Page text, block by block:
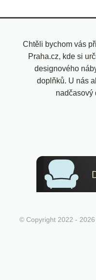
Chtěli bychom vás
Praha.cz, kde si
designového
doplňků. U nás
nadčasový
© Copyright 2022 -